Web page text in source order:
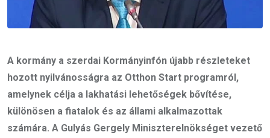
A kormány a szerdai Kormányinfón újabb részleteket
hozott nyilvánosságra az Otthon Start programról,
amelynek célja a lakhatási lehetőségek bővítése,
különösen a fiatalok és az állami alkalmazottak
számára. A Gulyás Gergely Miniszterelnökséget vezető